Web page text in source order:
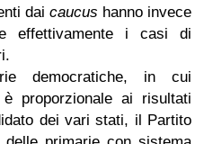
dai caucus hanno invece
effettivamente i casi di
democratiche, in cui
proporzionale ai risultati
dei vari stati, il Partito